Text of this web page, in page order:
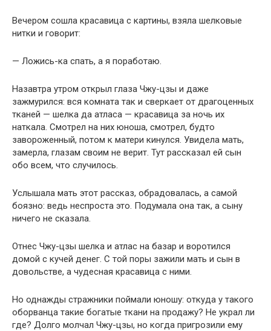
Вечером сошла красавица с картины, взяла шелковые
нитки и говорит:
— Ложись-ка спать, а я поработаю.
Назавтра утром открыл глаза Чжу-цзы и даже
зажмурился: вся комната так и сверкает от драгоценных
тканей — шелка да атласа — красавица за ночь их
наткала. Смотрел на них юноша, смотрел, будто
завороженный, потом к матери кинулся. Увидела мать,
замерла, глазам своим не верит. Тут рассказал ей сын
обо всем, что случилось.
Услышала мать этот рассказ, обрадовалась, а самой
боязно: ведь неспроста это. Подумала она так, а сыну
ничего не сказала.
Отнес Чжу-цзы шелка и атлас на базар и воротился
домой с кучей денег. С той поры зажили мать и сын в
довольстве, а чудесная красавица с ними.
Но однажды стражники поймали юношу: откуда у такого
оборванца такие богатые ткани на продажу? Не украл ли
где? Долго молчал Чжу-цзы, но когда пригрозили ему